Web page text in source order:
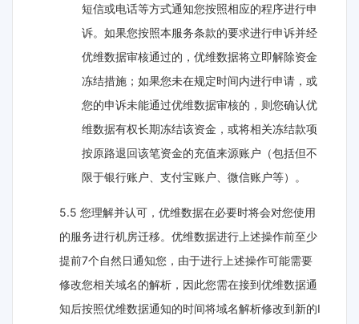
短信或电话等方式通知您按照相应的程序进行申
诉。如果您按照本服务条款的要求进行申诉并经
优维数据审核通过的，优维数据将立即解除资金
冻结措施；如果您未在规定时间内进行申请，或
您的申诉未能通过优维数据审核的，则您确认优
维数据有权长期冻结该资金，或将相关冻结款项
按原路退回该笔资金的充值来源账户（包括但不
限于银行账户、支付宝账户、微信账户等）。
5.5 您理解并认可，优维数据在必要时将会对您使用
的服务进行机房迁移。优维数据进行上述操作前至少
提前7个自然日通知您，由于进行上述操作可能需要
修改您相关域名的解析，因此您需在接到优维数据通
知后按照优维数据通知的时间将域名解析修改到新的I